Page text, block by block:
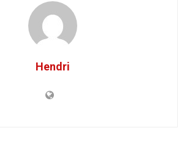
Hendri